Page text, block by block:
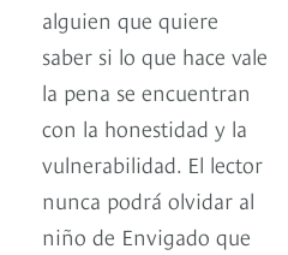
alguien que quiere
saber si lo que hace vale
la pena se encuentran
con la honestidad y la
vulnerabilidad. El lector
nunca podrá olvidar al
niño de Envigado que